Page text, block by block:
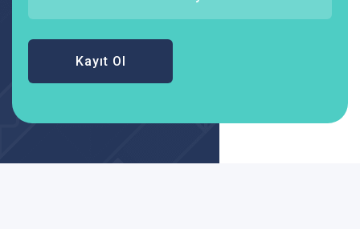
Kayıt Ol